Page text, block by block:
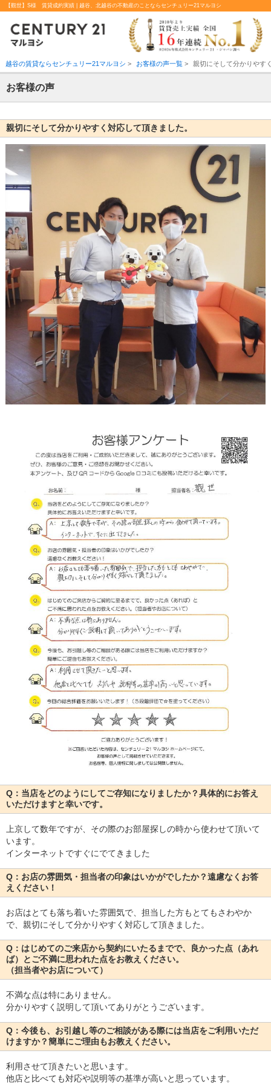
【觀世】S様 賃貸成約実績 | 越谷、北越谷の不動産のことならセンチュリー21マルヨシ
越谷の賃貸ならセンチュリー21マルヨシ > お客様の声一覧> 親切にそして分かりやす
お客様の声
親切にそして分かりやすく対応して頂きました。
Q：当店をどのようにしてご存知になりましたか？具体的にお答え
いただけますと幸いです。
上京して数年ですが、その際のお部屋探しの時から使わせて頂いて
います。
インターネットですぐにでてきました
Q：お店の雰囲気・担当者の印象はいかがでしたか？遠慮なくお答
えください！
お店はとても落ち着いた雰囲気で、担当した方もとてもさわやか
で、親切にそして分かりやすく対応して頂きました。
Q：はじめてのご来店から契約にいたるまでで、良かった点（あれ
ば）とご不満に思われた点をお教えください。
（担当者やお店について）
不満な点は特にありません。
分かりやすく説明して頂いてありがとうございます。
Q：今後も、お引越し等のご相談がある際には当店をご利用いただ
けますか？簡単にご理由もお教えください。
利用させて頂きたいと思います。
他店と比べても対応や説明等の基準が高いと思っています。